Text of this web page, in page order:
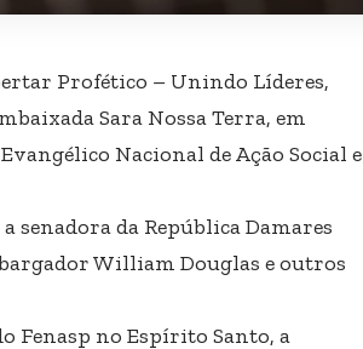
Profético – Unindo Líderes,
Sara Nossa Terra, em
Nacional de Ação Social e
senadora da República Damares
William Douglas e outros
Fenasp no Espírito Santo, a